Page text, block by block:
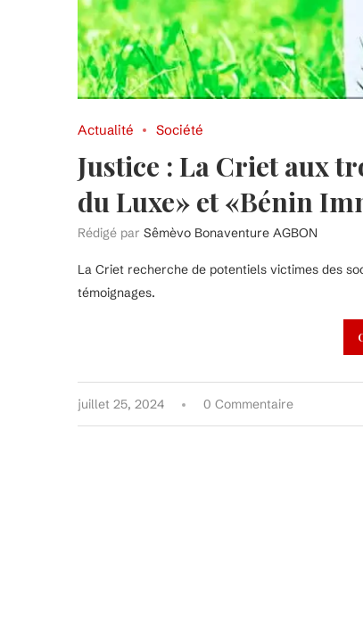
Actualité Société
Justice : La Criet aux
du Luxe» et «Bénin
Rédigé par Sêmèvo Bonaventure AGBON
La Criet recherche de potentiels victimes des
témoignages.
juillet 25, 2024 0 Commentaire